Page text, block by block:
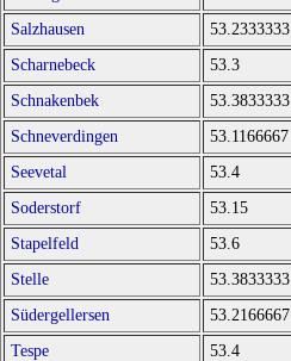
Salzhausen
53.2333333
Scharnebeck
53.3
Schnakenbek
53.3833333
Schneverdingen
53.1166667
Seevetal
53.4
Soderstorf
53.15
Stapelfeld
53.6
Stelle
53.3833333
Südergellersen
53.2166667
Tespe
53.4